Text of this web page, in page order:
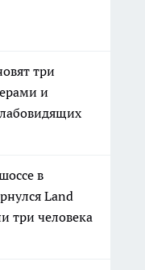
три
и
в
Land
три человека